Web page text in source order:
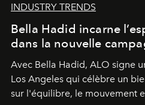
INDUSTRY TRENDS
Bella Hadid incarne
dans la nouvelle
Avec Bella Hadid, ALO signe
Los Angeles qui célèbre un
sur l'équilibre, le mouvement